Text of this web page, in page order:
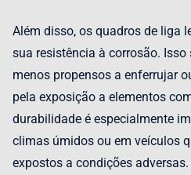
Além disso, os quadros de liga
sua resistência à corrosão.
menos propensos a enferrujar
pela exposição a elementos
durabilidade é especialmente
climas úmidos ou em veículos
expostos a condições adversas.